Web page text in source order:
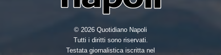
© 2026 Quotidiano Napoli
Tutti i diritti sono riservati.
Testata giornalistica iscritta nel